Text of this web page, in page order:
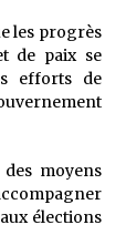
les progrès
de paix se
efforts de
moyens
élections